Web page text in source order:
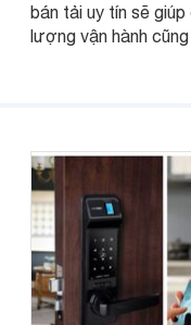
bán tải uy tín sẽ
lượng vận hành